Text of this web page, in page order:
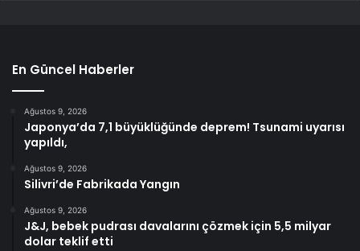
En Güncel Haberler
Ağustos 9, 2026
Japonya’da 7,1 büyüklüğünde deprem! Tsunami uyarısı
yapıldı,
Ağustos 9, 2026
Silivri’de Fabrikada Yangın
Ağustos 9, 2026
J&J, bebek pudrası davalarını çözmek için 5,5 milyar
dolar teklif etti